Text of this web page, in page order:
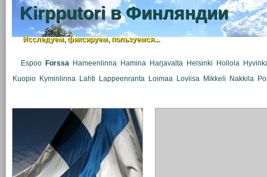
Kirpputori в Финляндии
Исследуем, фиксируем, пользуемся...
Espoo Forssa Hameenlinna Hamina Harjavalta Helsinki Hollola
Kuopio Kyminlinna Lahti Lappeenranta Loimaa Loviisa Mikkeli Nakkila